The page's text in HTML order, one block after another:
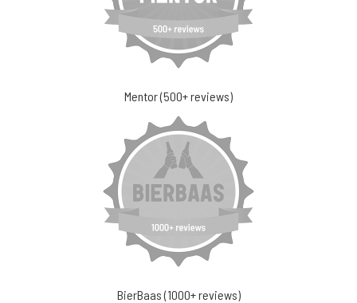
Mentor (500+ reviews)
BierBaas (1000+ reviews)